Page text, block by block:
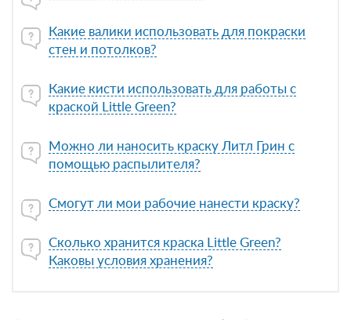
Какие валики использовать для покраски
стен и потолков?
Какие кисти использовать для работы с
краской Little Green?
Можно ли наносить краску Литл Грин с
помощью распылителя?
Смогут ли мои рабочие нанести краску?
Сколько хранится краска Little Green?
Каковы условия хранения?